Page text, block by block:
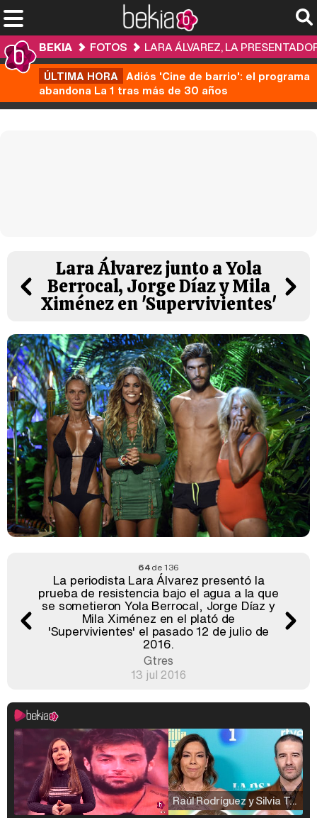
BEKIA FOTOS
LARA ÁLVAREZ, LA
ÚLTIMA HORA Adiós 'Cine de barrio': el programa
abandona La 1 tras más de 30 años
Lara Álvarez junto a Yola
Berrocal, Jorge Díaz y Mila
Ximénez en 'Supervivientes'
64de 136
La periodista Lara Álvarez presentó la
prueba de resistencia bajo el agua a la que
se sometieron Yola Berrocal, Jorge Díaz y
Mila Ximénez en el plató de
'Supervivientes' el pasado 12 de julio de
2016.
Gtres
13 jul 2016
Raúl Rodríguez y Silvia Taulés nos cuentan su papel en 'La familia de la tele'